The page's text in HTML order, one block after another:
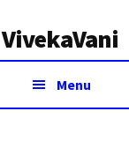
VivekaVani
Menu